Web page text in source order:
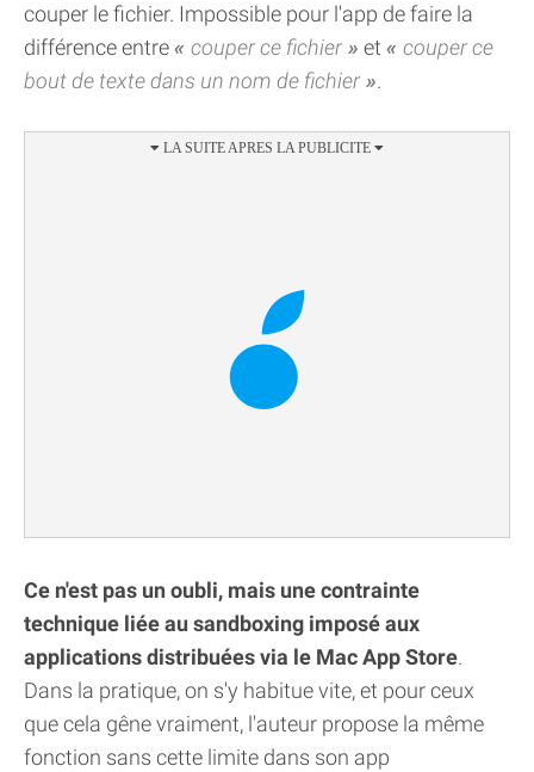
couper le fichier. Impossible pour l'app de faire la
différence entre
couper ce fichier et
couper ce
bout de texte dans un nom de fichier
.
Ce n'est pas un oubli, mais une contrainte
technique liée au sandboxing imposé aux
applications distribuées via le Mac App Store.
Dans la pratique, on s'y habitue vite, et pour ceux
que cela gêne vraiment, l'auteur propose la même
fonction sans cette limite dans son app